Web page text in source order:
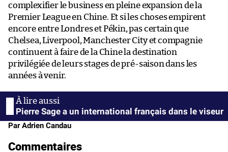
complexifier le business en pleine expansion de la
Premier League en Chine. Et si les choses empirent
encore entre Londres et Pékin, pas certain que
Chelsea, Liverpool, Manchester City et compagnie
continuent à faire de la Chine la destination
privilégiée de leurs stages de pré-saison dans les
années à venir.
Pierre Sage a un international français dans le viseur
Par Adrien Candau
Commentaires